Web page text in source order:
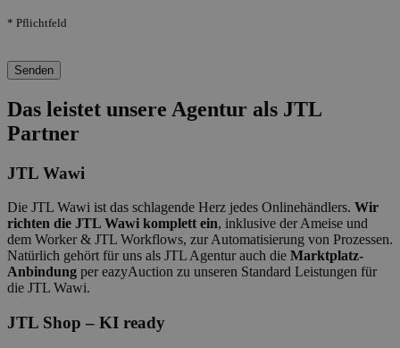
* Pflichtfeld
Das leistet unsere Agentur als JTL
Partner
JTL Wawi
Die JTL Wawi ist das schlagende Herz jedes Onlinehändlers. Wir
richten die JTL Wawi komplett ein, inklusive der Ameise und
dem Worker & JTL Workflows, zur Automatisierung von Prozessen.
Natürlich gehört für uns als JTL Agentur auch die Marktplatz-
Anbindung per eazyAuction zu unseren Standard Leistungen für
die JTL Wawi.
JTL Shop – KI ready